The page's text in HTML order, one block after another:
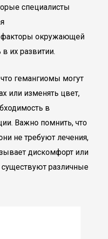
специалисты
факторы окружающей
их развитии.
гемангиомы могут
или изменять цвет,
в
Важно помнить, что
не требуют лечения,
дискомфорт или
различные